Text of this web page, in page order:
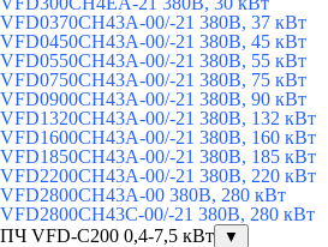
VFD0370CH43A-00/-21 380В, 37 кВт
VFD0450CH43A-00/-21 380В, 45 кВт
VFD0550CH43A-00/-21 380В, 55 кВт
VFD0750CH43A-00/-21 380В, 75 кВт
VFD0900CH43A-00/-21 380В, 90 кВт
VFD1320CH43A-00/-21 380В, 132 кВт
VFD1600CH43A-00/-21 380В, 160 кВт
VFD1850CH43A-00/-21 380В, 185 кВт
VFD2200CH43A-00/-21 380В, 220 кВт
VFD2800CH43A-00 380В, 280 кВт
VFD2800CH43C-00/-21 380В, 280 кВт
ПЧ VFD-C200 0,4-7,5 кВт
▼